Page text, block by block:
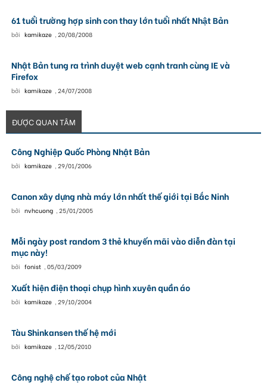
61 tuổi trường hợp sinh con thay lớn tuổi nhất Nhật Bản
bởi kamikaze , 20/08/2008
Nhật Bản tung ra trình duyệt web cạnh tranh cùng IE và
Firefox
bởi kamikaze , 24/07/2008
ĐƯỢC QUAN TÂM
Công Nghiệp Quốc Phòng Nhật Bản
bởi kamikaze , 29/01/2006
Canon xây dựng nhà máy lớn nhất thế giới tại Bắc Ninh
bởi nvhcuong , 25/01/2005
Mỗi ngày post random 3 thẻ khuyến mãi vào diễn đàn tại
mục này!
bởi fonist , 05/03/2009
Xuất hiện điện thoại chụp hình xuyên quần áo
bởi kamikaze , 29/10/2004
Tàu Shinkansen thế hệ mới
bởi kamikaze , 12/05/2010
Công nghệ chế tạo robot của Nhật